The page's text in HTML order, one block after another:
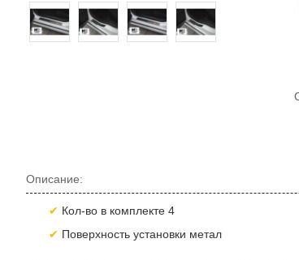
Описание:
Кол-во в комплекте 4
Поверхность установки метал